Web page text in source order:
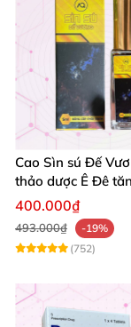
Cao Sìn sú Đế
thảo dược Ê Đê
bản lĩnh nam
400.000₫
493.000₫
-19%
(752)